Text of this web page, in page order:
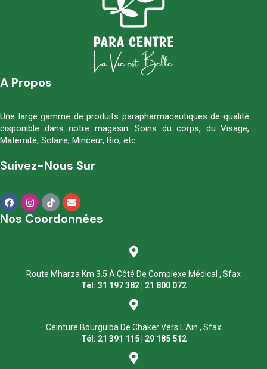
A Propos
Une large gamme de produits parapharmaceutiques de qualité
disponible dans notre magasin. Soins du corps, du Visage,
Maternité, Solaire, Minceur, Bio, etc…
Suivez-Nous Sur
Nos Coordonnées
Route Mharza Km 3.5 À Côté De Complexe Médical , Sfax
Tél: 31 197 382 | 21 800 072
Ceinture Bourguiba De Chaker Vers L'Ain , Sfax
Tél: 21 391 115 | 29 185 512